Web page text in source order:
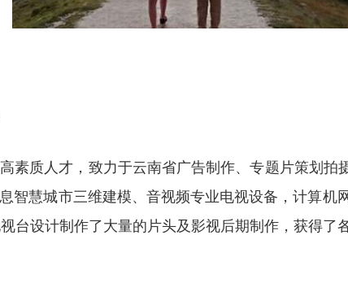
素质人才，致力于云南省广告制作、专题片策划
智慧城市三维建模、音视频专业电视设备，计算
台设计制作了大量的片头及影视后期制作，获得